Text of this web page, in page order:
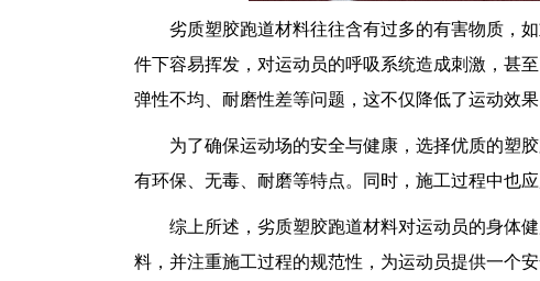
劣质塑胶跑道材料往往含有过多的有害物质，
件下容易挥发，对运动员的呼吸系统造成刺激，甚
弹性不均、耐磨性差等问题，这不仅降低了运动效
为了确保运动场的安全与健康，选择优质的塑
有环保、无毒、耐磨等特点。同时，施工过程中也
综上所述，劣质塑胶跑道材料对运动员的身体
料，并注重施工过程的规范性，为运动员提供一个安